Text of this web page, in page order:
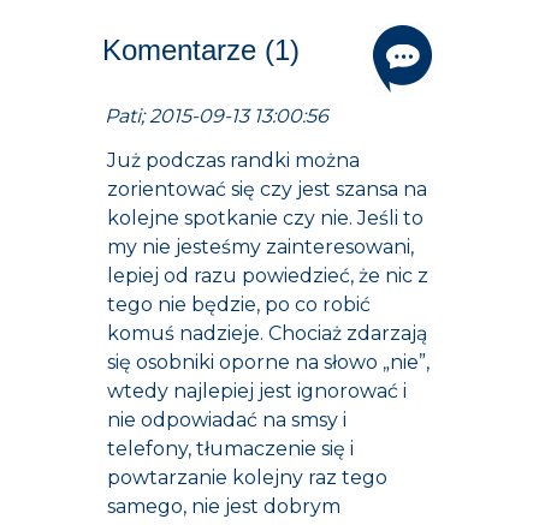
Komentarze (1)
Pati; 2015-09-13 13:00:56
Już podczas randki można
zorientować się czy jest szansa na
kolejne spotkanie czy nie. Jeśli to
my nie jesteśmy zainteresowani,
lepiej od razu powiedzieć, że nic z
tego nie będzie, po co robić
komuś nadzieje. Chociaż zdarzają
się osobniki oporne na słowo „nie”,
wtedy najlepiej jest ignorować i
nie odpowiadać na smsy i
telefony, tłumaczenie się i
powtarzanie kolejny raz tego
samego, nie jest dobrym